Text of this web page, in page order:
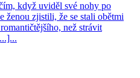
když uviděl své nohy po
ženou zjistili, že se stali obětmi
než strávit